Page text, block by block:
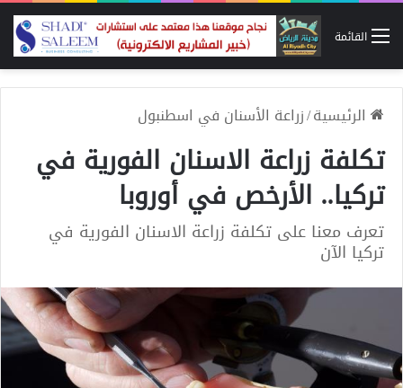
القائمة
الرئيسية/زراعة الأسنان في اسطنبول
تكلفة زراعة الاسنان الفورية في
تركيا.. الأرخص في أوروبا
تعرف معنا على تكلفة زراعة الاسنان الفورية في
تركيا الآن